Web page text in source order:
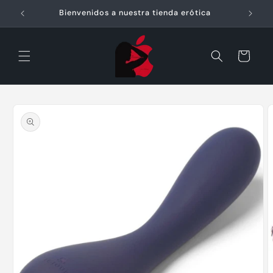
directamente
al contenido
Bienvenidos a nuestra tienda erótica
Carrito
a la
información